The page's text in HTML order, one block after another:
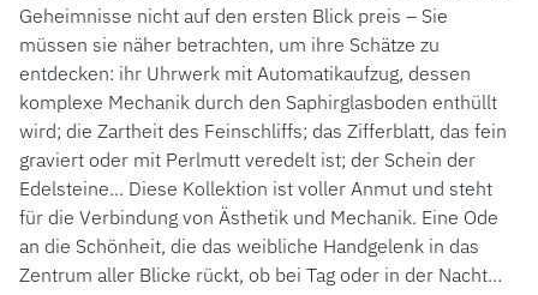
Geheimnisse nicht auf den ersten Blick preis – Sie
müssen sie näher betrachten, um ihre Schätze zu
entdecken: ihr Uhrwerk mit Automatikaufzug, dessen
komplexe Mechanik durch den Saphirglasboden enthüllt
wird; die Zartheit des Feinschliffs; das Zifferblatt, das fein
graviert oder mit Perlmutt veredelt ist; der Schein der
Edelsteine... Diese Kollektion ist voller Anmut und steht
für die Verbindung von Ästhetik und Mechanik. Eine Ode
an die Schönheit, die das weibliche Handgelenk in das
Zentrum aller Blicke rückt, ob bei Tag oder in der Nacht…